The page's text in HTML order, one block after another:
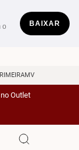
o
BAIXAR
Outlet